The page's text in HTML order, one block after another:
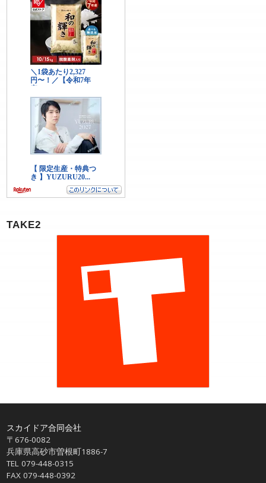
TAKE2
スカイドア合同会社
〒676-0082
兵庫県高砂市曽根町1886-7
TEL 079-448-0315
FAX 079-448-0392